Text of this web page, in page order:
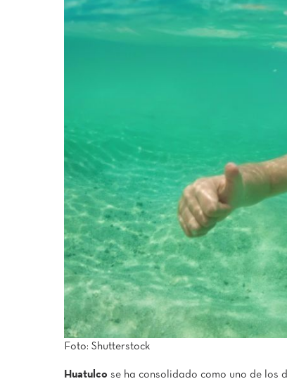
Foto: Shutterstock
Huatulco se ha consolidado como uno de los